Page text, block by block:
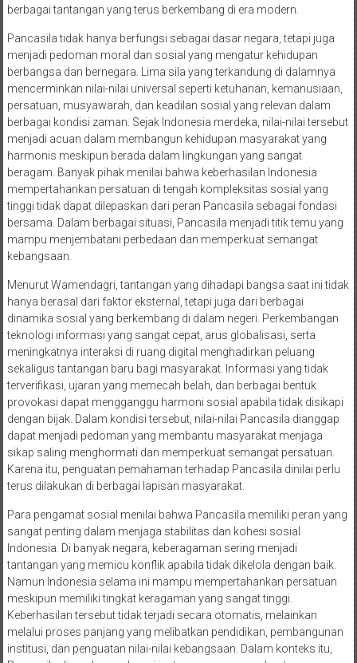
berbagai tantangan yang terus berkembang di era modern.
Pancasila tidak hanya berfungsi sebagai dasar negara, tetapi juga
menjadi pedoman moral dan sosial yang mengatur kehidupan
berbangsa dan bernegara. Lima sila yang terkandung di dalamnya
mencerminkan nilai-nilai universal seperti ketuhanan, kemanusiaan,
persatuan, musyawarah, dan keadilan sosial yang relevan dalam
berbagai kondisi zaman. Sejak Indonesia merdeka, nilai-nilai tersebut
menjadi acuan dalam membangun kehidupan masyarakat yang
harmonis meskipun berada dalam lingkungan yang sangat
beragam. Banyak pihak menilai bahwa keberhasilan Indonesia
mempertahankan persatuan di tengah kompleksitas sosial yang
tinggi tidak dapat dilepaskan dari peran Pancasila sebagai fondasi
bersama. Dalam berbagai situasi, Pancasila menjadi titik temu yang
mampu menjembatani perbedaan dan memperkuat semangat
kebangsaan.
Menurut Wamendagri, tantangan yang dihadapi bangsa saat ini tidak
hanya berasal dari faktor eksternal, tetapi juga dari berbagai
dinamika sosial yang berkembang di dalam negeri. Perkembangan
teknologi informasi yang sangat cepat, arus globalisasi, serta
meningkatnya interaksi di ruang digital menghadirkan peluang
sekaligus tantangan baru bagi masyarakat. Informasi yang tidak
terverifikasi, ujaran yang memecah belah, dan berbagai bentuk
provokasi dapat mengganggu harmoni sosial apabila tidak disikapi
dengan bijak. Dalam kondisi tersebut, nilai-nilai Pancasila dianggap
dapat menjadi pedoman yang membantu masyarakat menjaga
sikap saling menghormati dan memperkuat semangat persatuan.
Karena itu, penguatan pemahaman terhadap Pancasila dinilai perlu
terus dilakukan di berbagai lapisan masyarakat.
Para pengamat sosial menilai bahwa Pancasila memiliki peran yang
sangat penting dalam menjaga stabilitas dan kohesi sosial
Indonesia. Di banyak negara, keberagaman sering menjadi
tantangan yang memicu konflik apabila tidak dikelola dengan baik.
Namun Indonesia selama ini mampu mempertahankan persatuan
meskipun memiliki tingkat keragaman yang sangat tinggi.
Keberhasilan tersebut tidak terjadi secara otomatis, melainkan
melalui proses panjang yang melibatkan pendidikan, pembangunan
institusi, dan penguatan nilai-nilai kebangsaan. Dalam konteks itu,